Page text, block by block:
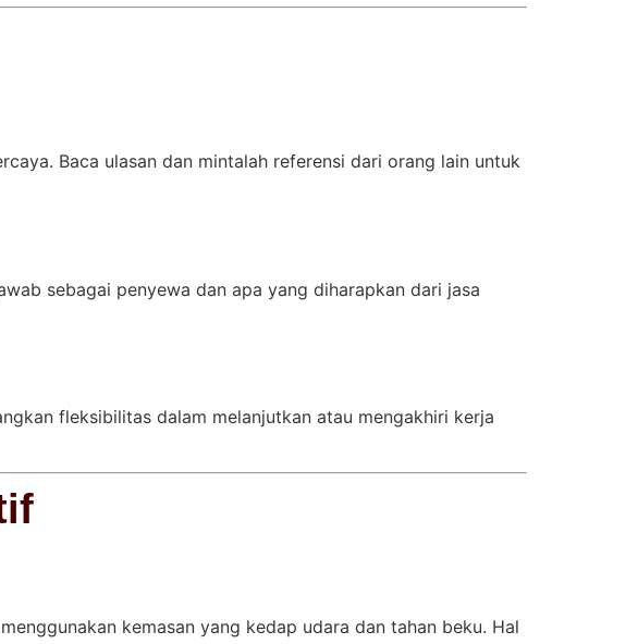
Baca ulasan dan mintalah referensi dari orang lain untuk
sebagai penyewa dan apa yang diharapkan dari jasa
fleksibilitas dalam melanjutkan atau mengakhiri kerja
kemasan yang kedap udara dan tahan beku. Hal